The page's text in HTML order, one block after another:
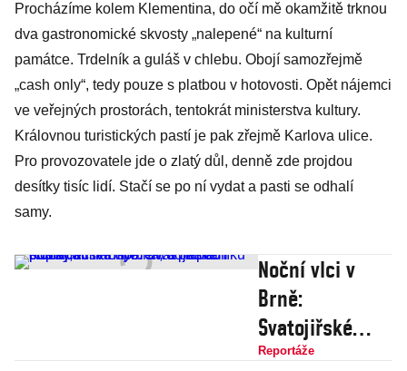
Procházíme kolem Klementina, do očí mě okamžitě trknou
dva gastronomické skvosty „nalepené“ na kulturní
památce. Trdelník a guláš v chlebu. Obojí samozřejmě
„cash only“, tedy pouze s platbou v hotovosti. Opět nájemci
ve veřejných prostorách, tentokrát ministerstva kultury.
Královnou turistických pastí je pak zřejmě Karlova ulice.
Pro provozovatele jde o zlatý důl, denně zde projdou
desítky tisíc lidí. Stačí se po ní vydat a pasti se odhalí
samy.
Noční vlci v
Brně:
Svatojiřské
stužky, ruská
Reportáže